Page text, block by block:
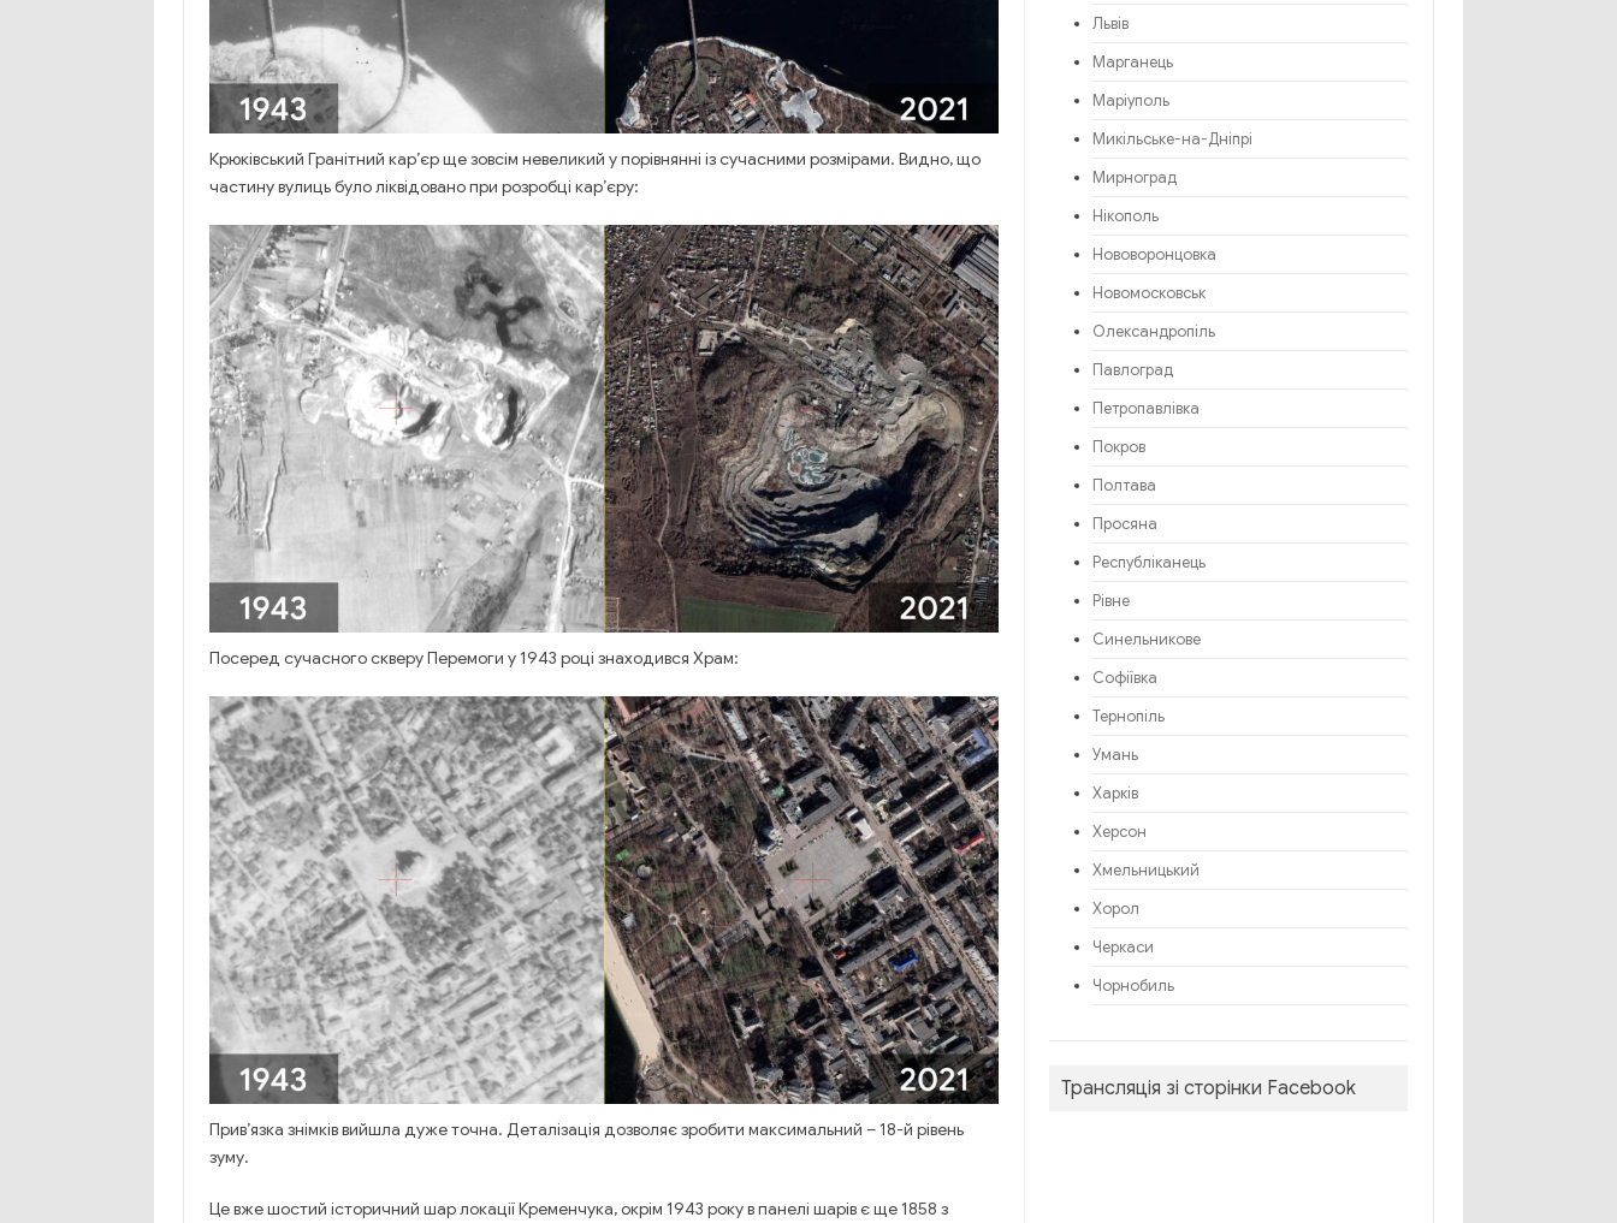
Крюківський Гранітний кар’єр ще зовсім невеликий у порівнянні із сучасними розмірами. Видно, що
частину вулиць було ліквідовано при розробці кар’єру:
Посеред сучасного скверу Перемоги у 1943 році знаходився Храм:
Прив’язка знімків вийшла дуже точна. Деталізація дозволяє зробити максимальний – 18-й рівень
зуму.
Це вже шостий історичний шар локації Кременчука, окрім 1943 року в панелі шарів є ще 1858 з
Львів
Марганець
Маріуполь
Микільське-на-Дніпрі
Мирноград
Нікополь
Нововоронцовка
Новомосковськ
Олександропіль
Павлоград
Петропавлівка
Покров
Полтава
Просяна
Республіканець
Рівне
Синельникове
Софіївка
Тернопіль
Умань
Харків
Херсон
Хмельницький
Хорол
Черкаси
Чорнобиль
Трансляція зі сторінки Facebook